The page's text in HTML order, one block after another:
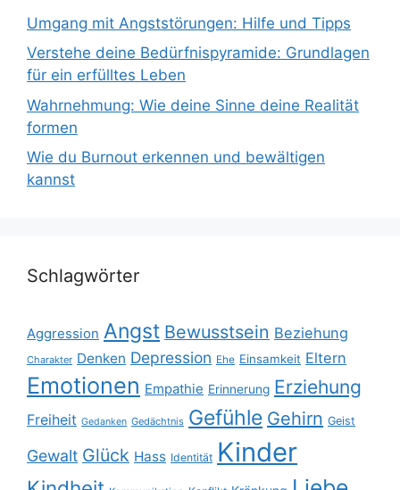
Umgang mit Angststörungen: Hilfe und Tipps
Verstehe deine Bedürfnispyramide: Grundlagen
für ein erfülltes Leben
Wahrnehmung: Wie deine Sinne deine Realität
formen
Wie du Burnout erkennen und bewältigen
kannst
Schlagwörter
Aggression Angst Bewusstsein Beziehung
Charakter Denken Depression Ehe Einsamkeit Eltern
Emotionen Empathie Erinnerung Erziehung
Freiheit Gedanken Gedächtnis Gefühle Gehirn Geist
Gewalt Glück Hass Identität Kinder